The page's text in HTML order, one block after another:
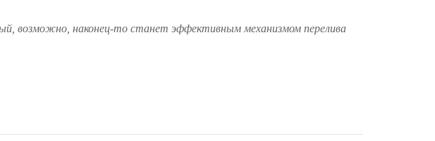
возможно, наконец-то станет эффективным механизмом перелива